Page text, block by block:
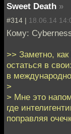
Sweet Death »
#314 | 18.06.14
Кому:
>> Заметно,
остаться в
в
>
> Мне это
где
поправляя